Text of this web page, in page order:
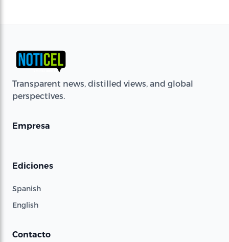
Transparent news, distilled views, and global
perspectives.
Empresa
Ediciones
Spanish
English
Contacto